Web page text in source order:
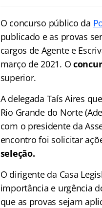
O concurso público da
publicado e as provas
cargos de Agente e
março de 2021. O
superior.
A delegada Taís Aires
Rio Grande do Norte
com o presidente da
encontro foi solicitar
seleção.
O dirigente da Casa
importância e urgência
que as provas sejam